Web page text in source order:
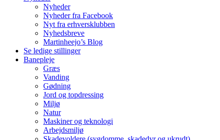
Nyheder
Nyheder fra Facebook
Nyt fra erhversklubben
Nyhedsbreve
Martinheejo’s Blog
Se ledige stillinger
Banepleje
Græs
Vanding
Gødning
Jord og topdressing
Miljø
Natur
Maskiner og teknologi
Arbejdsmiljø